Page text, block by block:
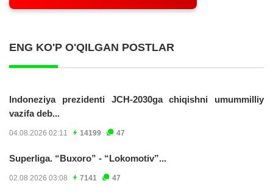
ENG KO'P O'QILGAN POSTLAR
Indoneziya prezidenti JCH-2030ga chiqishni umummilliy
vazifa deb...
04.08.2026 02:11 14199 47
Superliga. “Buxoro” - “Lokomotiv”...
02.08.2026 03:08 7141 47